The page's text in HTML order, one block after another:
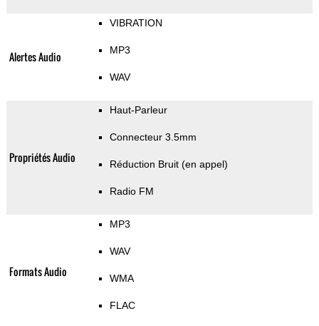
Alertes Audio
VIBRATION
MP3
WAV
Propriétés Audio
Haut-Parleur
Connecteur 3.5mm
Réduction Bruit (en appel)
Radio FM
Formats Audio
MP3
WAV
WMA
FLAC